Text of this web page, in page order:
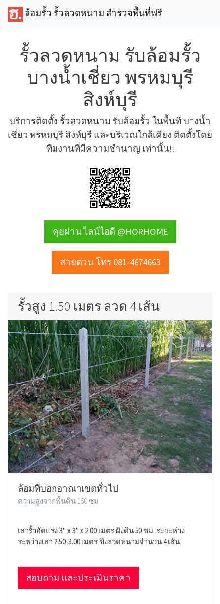
ล้อมรั้ว รั้วลวดหนาม สำรวจพื้นที่ฟรี
รั้วลวดหนาม รับล้อมรั้ว
บางน้ำเชี่ยว พรหมบุรี
สิงห์บุรี
บริการติดตั้ง รั้วลวดหนาม รับล้อมรั้ว ในพื้นที่ บางน้ำ
เชี่ยว พรหมบุรี สิงห์บุรี และบริเวณใกล้เคียง ติดตั้งโดย
ทีมงานที่มีความชำนาญ เท่านั้น!!
คุยผ่าน ไลน์ไอดี @HORHOME
สายด่วน โทร 081-4674663
รั้วสูง 1.50 เมตร ลวด 4 เส้น
ล้อมที่บอกอาณาเขตทั่วไป
ความสูงจากพื้นดิน 150 ซม
เสารั้วอัดแรง 3" x 3" x 2.00 เมตร ฝังดิน 50 ซม. ระยะห่าง
ระหว่างเสา 2.50-3.00 เมตร ขึงลวดหนามจำนวน 4 เส้น
สอบถาม และประเมินราคา